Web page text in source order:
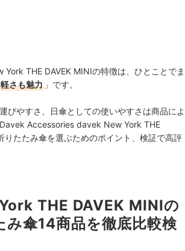
THE DAVEK MINIの特徴は、ひとことでま
さも魅力 」です。
びやすさ、日傘としての使いやすさは商品によ
Accessories davek New York THE
たたみ傘を選ぶためのポイント、検証で高評
THE DAVEK MINIの
み傘14商品を徹底比較検